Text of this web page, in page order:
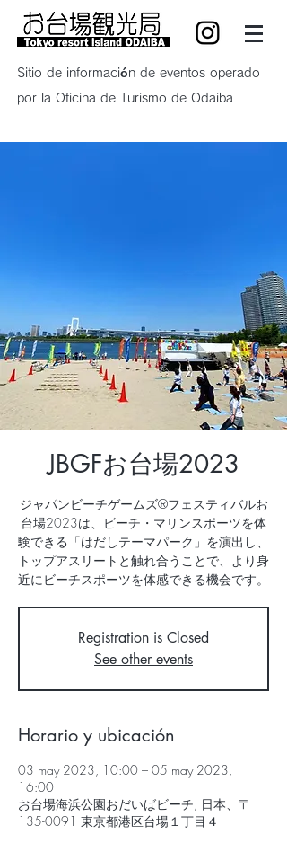
Sitio de información de eventos operado
por la Oficina de Turismo de Odaiba
JBGFお台場2023
ジャパンビーチゲームズ®フェスティバルお
台場2023は、ビーチ・マリンスポーツを体
験できる「はだしテーマパーク」を演出し、
トップアスリートと触れ合うことで、より身
近にビーチスポーツを体感できる機会です。
Registration is Closed
See other events
Horario y ubicación
03 may 2023, 10:00 – 05 may 2023,
16:00
お台場海浜公園おだいばビーチ, 日本、〒
135-0091 東京都港区台場１丁目４